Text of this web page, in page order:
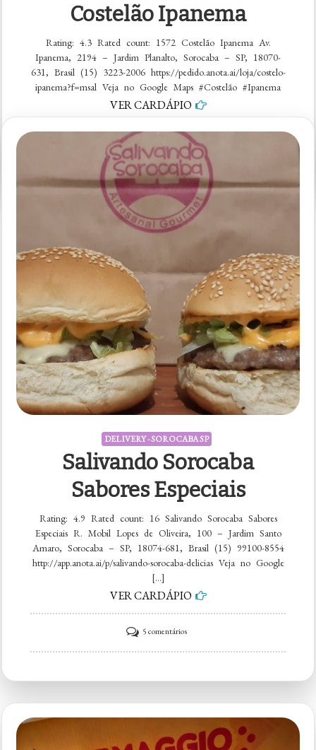
Costelão Ipanema
Rating: 4.3 Rated count: 1572 Costelão Ipanema Av.
Ipanema, 2194 – Jardim Planalto, Sorocaba – SP, 18070-
631, Brasil (15) 3223-2006 https://pedido.anota.ai/loja/costelo-
ipanema?f=msal Veja no Google Maps #Costelão #Ipanema
VER CARDÁPIO
5 comentáriosem
Costelão
Ipanema
DELIVERY - SOROCABA SP
Salivando Sorocaba
Sabores Especiais
Rating: 4.9 Rated count: 16 Salivando Sorocaba Sabores
Especiais R. Mobil Lopes de Oliveira, 100 – Jardim Santo
Amaro, Sorocaba – SP, 18074-681, Brasil (15) 99100-8554
http://app.anota.ai/p/salivando-sorocaba-delicias Veja no Google
[…]
VER CARDÁPIO
5 comentáriosem
Salivando